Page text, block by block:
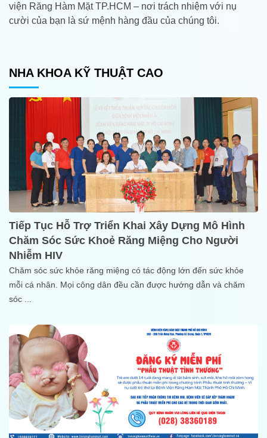
viện Răng Hàm Mặt TP.HCM – nơi trách nhiệm với nụ
cười của bạn là sứ mệnh hàng đầu của chúng tôi.
NHA KHOA KỸ THUẬT CAO
Tiếp Tục Hỗ Trợ Triển Khai Xây Dựng Mô Hình
Chăm Sóc Sức Khoẻ Răng Miệng Cho Người
Nhiễm HIV
Chăm sóc sức khỏe răng miệng có tác động lớn đến sức khỏe
mỗi cá nhân. Mọi công dân đều cần được hướng dẫn và chăm
sóc ...